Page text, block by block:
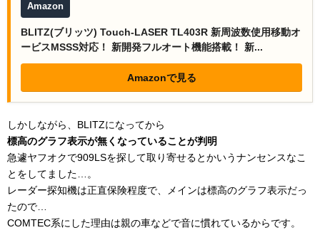
Amazon
BLITZ(ブリッツ) Touch-LASER TL403R 新周波数使用移動オ
ービスMSSS対応！ 新開発フルオート機能搭載！ 新...
Amazonで見る
しかしながら、BLITZになってから
標高のグラフ表示が無くなっていることが判明
急遽ヤフオクで909LSを探して取り寄せるとかいうナンセンスなこ
とをしてました…。
レーダー探知機は正直保険程度で、メインは標高のグラフ表示だっ
たので…
COMTEC系にした理由は親の車などで音に慣れているからです。